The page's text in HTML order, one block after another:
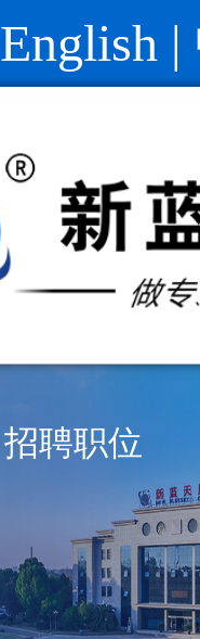
English |
招聘职位